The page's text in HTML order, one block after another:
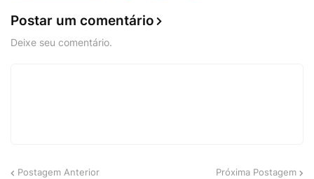
Postar um comentário
Deixe seu comentário.
Postagem Anterior Próxima Postagem